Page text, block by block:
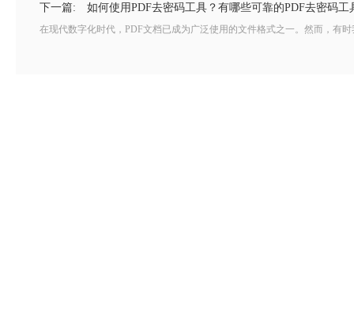
下一篇: 如何使用PDF去密码工具？有哪些可靠的PDF去密码工
在现代数字化时代，PDF文档已成为广泛使用的文件格式之一。然而，有